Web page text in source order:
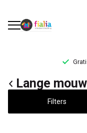
Lange
mouw
Lange mouw
Filters